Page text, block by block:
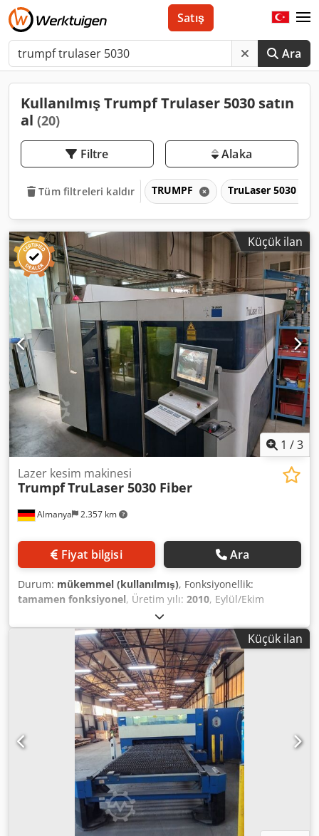
Ara
Satış
Kullanılmış Trumpf Trulaser 5030 satın
al (20)
Filtre Alaka
Tüm filtreleri kaldır TRUMPF TruLaser 5030
Küçük ilan
1 /3
Almanya 2.357 km
Lazer kesim makinesi
TrumpfTruLaser 5030 Fiber
Fiyat bilgisi Ara
Durum: mükemmel (kullanılmış), Fonksiyonellik:
tamamen fonksiyonel, Üretim yılı: 2010, Eylül/Ekim
aylarından itibaren kullanıma hazır. Dodpfjzn N Hgex
Afgskr Çalışma saati: Yaklaşık 64.000 saat.
Küçük ilan